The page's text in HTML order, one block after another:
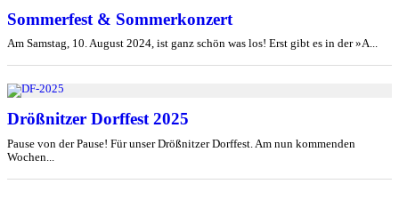
Sommerfest & Sommerkonzert
Am Samstag, 10. August 2024, ist ganz schön was los! Erst gibt es in der »A...
Drößnitzer Dorffest 2025
Pause von der Pause! Für unser Drößnitzer Dorffest. Am nun kommenden
Wochen...